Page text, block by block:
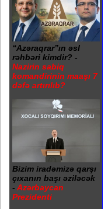
“Azəraqrar”ın əsl
rəhbəri kimdir? -
Nazirin sabiq
komandirinin maaşı 7
dəfə artırılıb?
Bizim iradəmizə qarşı
çıxanın başı əziləcək
- Azərbaycan
Prezidenti